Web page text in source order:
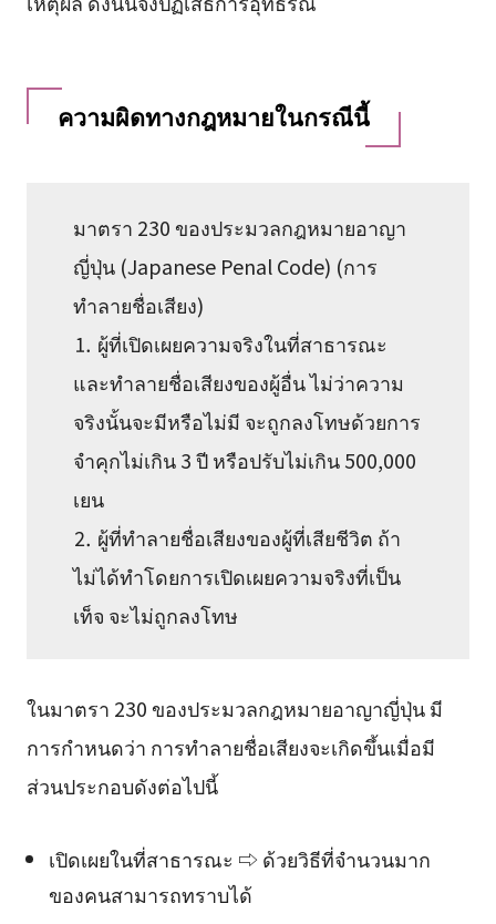
ความผิดทางกฎหมายในกรณีนี้
มาตรา 230 ของประมวลกฎหมายอาญา
ญี่ปุ่น (Japanese Penal Code) (การ
ทำลายชื่อเสียง)
⒈ ผู้ที่เปิดเผยความจริงในที่สาธารณะ
และทำลายชื่อเสียงของผู้อื่น ไม่ว่าความ
จริงนั้นจะมีหรือไม่มี จะถูกลงโทษด้วยการ
จำคุกไม่เกิน 3 ปี หรือปรับไม่เกิน 500,000
เยน
⒉ ผู้ที่ทำลายชื่อเสียงของผู้ที่เสียชีวิต ถ้า
ไม่ได้ทำโดยการเปิดเผยความจริงที่เป็น
เท็จ จะไม่ถูกลงโทษ
ในมาตรา 230 ของประมวลกฎหมายอาญาญี่ปุ่น มี
การกำหนดว่า การทำลายชื่อเสียงจะเกิดขึ้นเมื่อมี
ส่วนประกอบดังต่อไปนี้
เปิดเผยในที่สาธารณะ ⇨ ด้วยวิธีที่จำนวนมาก
ของคนสามารถทราบได้